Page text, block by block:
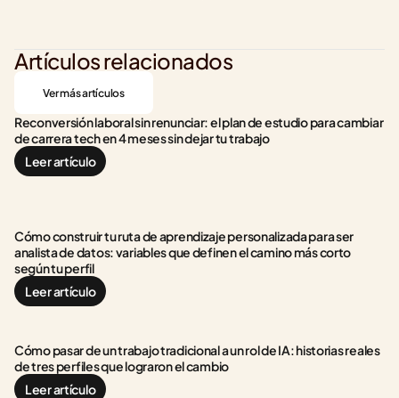
Artículos relacionados
Ver más artículos
Reconversión laboral sin renunciar: el plan de estudio para cambiar
de carrera tech en 4 meses sin dejar tu trabajo
Leer artículo
Cómo construir tu ruta de aprendizaje personalizada para ser
analista de datos: variables que definen el camino más corto
según tu perfil
Leer artículo
Cómo pasar de un trabajo tradicional a un rol de IA: historias reales
de tres perfiles que lograron el cambio
Leer artículo